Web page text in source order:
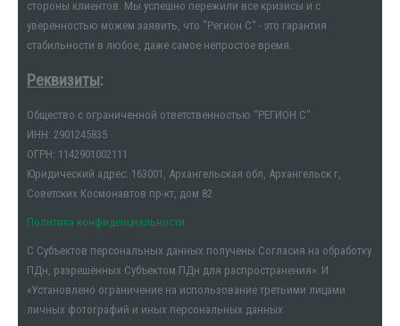
стороны клиентов. Мы успешно пережили все кризисы и с
уверенностью можем заявить, что "Регион С" - это гарантия
стабильности в любое, даже самое непростое время.
Реквизиты:
Общество с ограниченной ответственностью "РЕГИОН С"
ИНН: 2901245835
ОГРН: 1142901002111
Юридический адрес: 163001, Архангельская обл, Архангельск г,
Советских Космонавтов пр-кт, дом 82
Политика конфиденциальности
С Субъектов персональных данных получены Согласия на обработку
ПДн, разрешённых Субъектом ПДн для распространения». И
«Установлено ограничение на использование третьими лицами
личных фотографий и иных персональных данных